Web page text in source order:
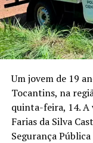
Um jovem de 19
Tocantins, na
quinta-feira, 14.
Farias da Silva
Segurança